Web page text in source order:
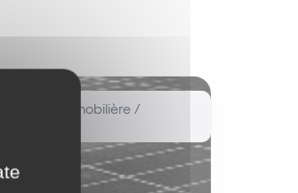
Gestion Immobilière /